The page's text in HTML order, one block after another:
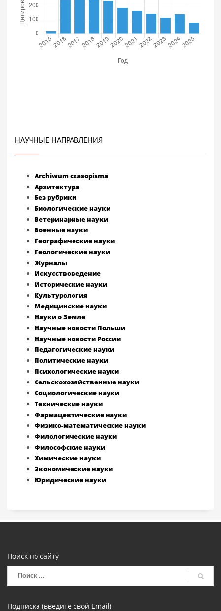
НАУЧНЫЕ НАПРАВЛЕНИЯ
Archiwum czasopisma
Архитектура
Без рубрики
Биологические науки
Ветеринарные науки
Военные науки
Географические науки
Геологические науки
Журналы
Искусствоведение
Исторические науки
Культурология
Медицинские науки
Науки о Земле
Научные новости Польши
Научные новости России
Педагогические науки
Политические науки
Психологические науки
Сельскохозяйственные науки
Социологические науки
Технические науки
Фармацевтические науки
Физико-математические науки
Филологические науки
Философские науки
Химические науки
Экономические науки
Юридические науки
Поиск по сайту
Подписка (введите свой Email)